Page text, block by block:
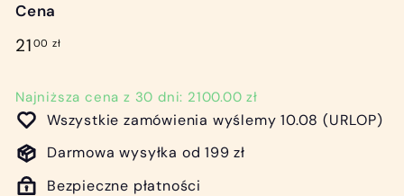
a
i
t
i
n
g
Cena
Cena
21 00 zł21,00
Najniższa cena z 30 dni: 2100.00 zł
Wszystkie zamówienia wyślemy 10.08 (URLOP)
Darmowa wysyłka od 199 zł
Bezpieczne płatności